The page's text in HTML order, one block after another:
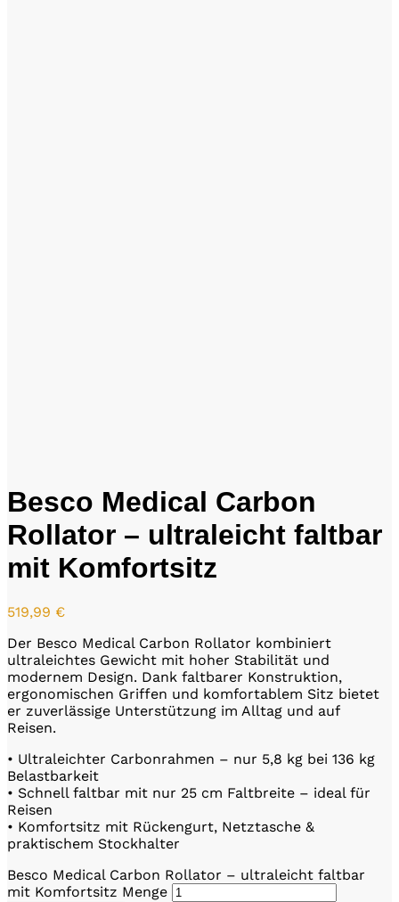
Besco Medical Carbon
Rollator – ultraleicht faltbar
mit Komfortsitz
519,99 €
Der Besco Medical Carbon Rollator kombiniert
ultraleichtes Gewicht mit hoher Stabilität und
modernem Design. Dank faltbarer Konstruktion,
ergonomischen Griffen und komfortablem Sitz bietet
er zuverlässige Unterstützung im Alltag und auf
Reisen.
• Ultraleichter Carbonrahmen – nur 5,8 kg bei 136 kg
Belastbarkeit
• Schnell faltbar mit nur 25 cm Faltbreite – ideal für
Reisen
• Komfortsitz mit Rückengurt, Netztasche &
praktischem Stockhalter
Besco Medical Carbon Rollator – ultraleicht faltbar
mit Komfortsitz Menge